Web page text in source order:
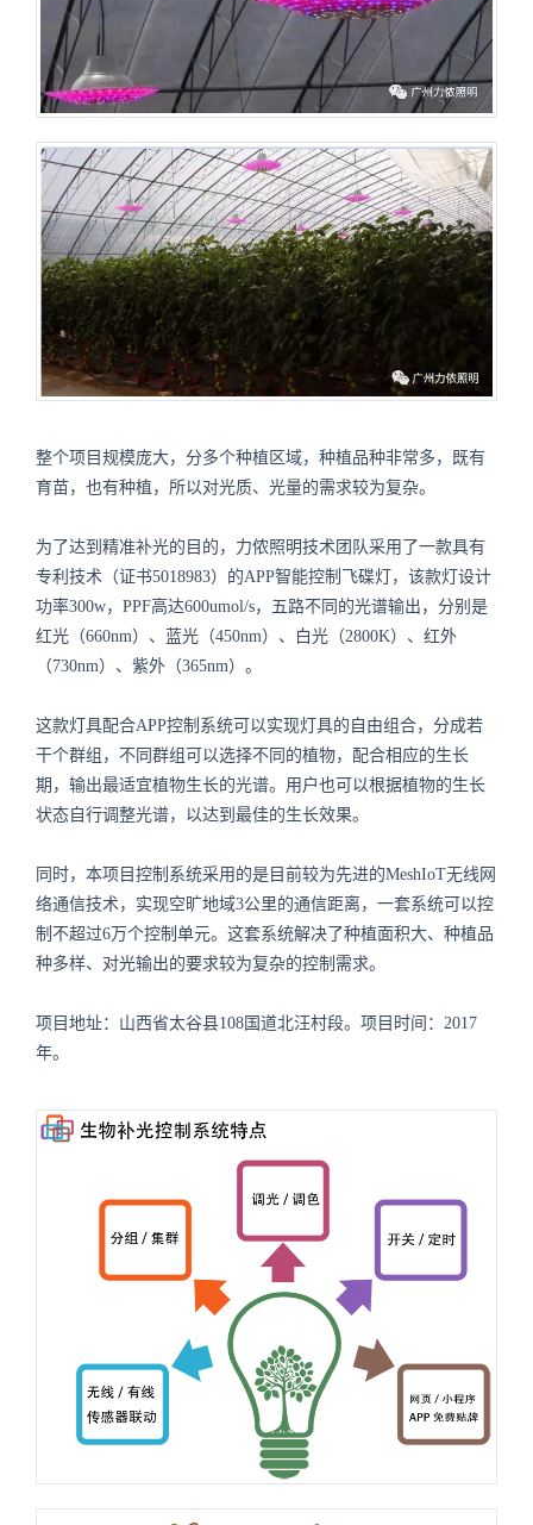
整个项目规模庞大，分多个种植区域，种植品种非常多，既有
育苗，也有种植，所以对光质、光量的需求较为复杂。
为了达到精准补光的目的，力侬照明技术团队采用了一款具有
专利技术（证书5018983）的APP智能控制飞碟灯，该款灯设计
功率300w，PPF高达600umol/s，五路不同的光谱输出，分别是
红光（660nm）、蓝光（450nm）、白光（2800K）、红外
（730nm）、紫外（365nm）。
这款灯具配合APP控制系统可以实现灯具的自由组合，分成若
干个群组，不同群组可以选择不同的植物，配合相应的生长
期，输出最适宜植物生长的光谱。用户也可以根据植物的生长
状态自行调整光谱，以达到最佳的生长效果。
同时，本项目控制系统采用的是目前较为先进的MeshIoT无线网
络通信技术，实现空旷地域3公里的通信距离，一套系统可以控
制不超过6万个控制单元。这套系统解决了种植面积大、种植品
种多样、对光输出的要求较为复杂的控制需求。
项目地址：山西省太谷县108国道北汪村段。项目时间：2017
年。